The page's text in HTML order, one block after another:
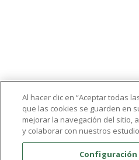
Al hacer clic en “Aceptar todas
que las cookies se guarden en
mejorar la navegación del sitio,
y colaborar con nuestros
Configuración